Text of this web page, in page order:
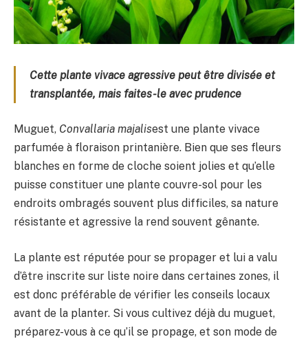
Cette plante vivace agressive peut être divisée et
transplantée, mais faites-le avec prudence
Muguet, Convallaria majalisest une plante vivace
parfumée à floraison printanière. Bien que ses fleurs
blanches en forme de cloche soient jolies et qu’elle
puisse constituer une plante couvre-sol pour les
endroits ombragés souvent plus difficiles, sa nature
résistante et agressive la rend souvent gênante.
La plante est réputée pour se propager et lui a valu
d’être inscrite sur liste noire dans certaines zones, il
est donc préférable de vérifier les conseils locaux
avant de la planter. Si vous cultivez déjà du muguet,
préparez-vous à ce qu’il se propage, et son mode de